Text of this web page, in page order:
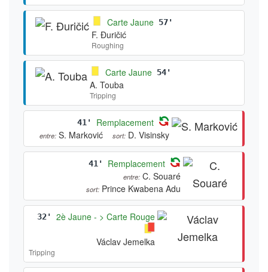
Carte Jaune 57'
F. Đuričić
Roughing
Carte Jaune 54'
A. Touba
Tripping
41' Remplacement
entre: S. Marković sort: D. Visinsky
41' Remplacement
entre: C. Souaré
sort: Prince Kwabena Adu
32' 2è Jaune - > Carte Rouge
Václav Jemelka
Tripping